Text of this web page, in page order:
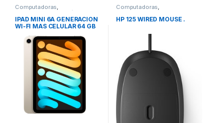
Computadoras,
Computadoras Portátiles
IPAD MINI 6A GENERACION
WI-FI MAS CELULAR 64 GB
Computadoras,
Computadoras de Escritorio
HP 125 WIRED MOUSE .